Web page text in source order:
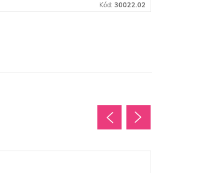
Kód: 30022.02